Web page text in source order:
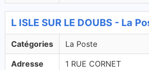
L ISLE SUR LE DOUBS - La
Catégories La Poste
Adresse
1 RUE CORNET